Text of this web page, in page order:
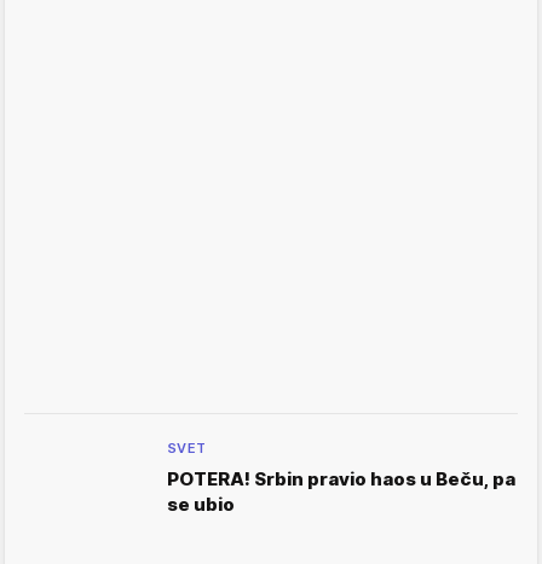
SVET
POTERA! Srbin pravio haos u Beču, pa
se ubio